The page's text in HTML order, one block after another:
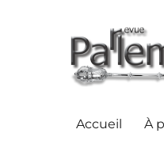
Accueil À